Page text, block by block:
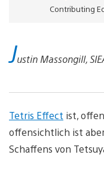
Contributing
Justin Massongill,
Tetris Effect ist,
offensichtlich ist
Schaffens von